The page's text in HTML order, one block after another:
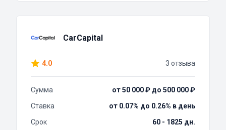
CarCapital
4.0 3 отзыва
Сумма
от 50 000 ₽ до 500 000 ₽
Ставка
от 0.07% до 0.26% в день
Срок
60 - 1825 дн.